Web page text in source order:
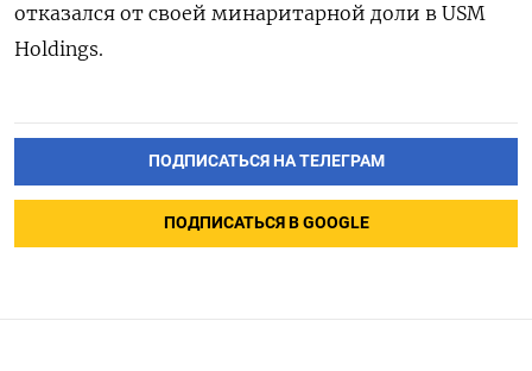
отказался от своей минаритарной доли в USM
Holdings.
ПОДПИСАТЬСЯ НА ТЕЛЕГРАМ
ПОДПИСАТЬСЯ В GOOGLE